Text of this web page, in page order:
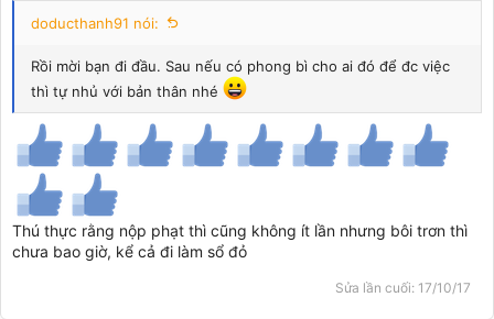
doducthanh91 nói:
Rồi mời bạn đi đầu. Sau nếu có phong bì cho ai đó để đc việc
thì tự nhủ với bản thân nhé
Thú thực rằng nộp phạt thì cũng không ít lần nhưng bôi trơn thì
chưa bao giờ, kể cả đi làm sổ đỏ
Sửa lần cuối: 17/10/17